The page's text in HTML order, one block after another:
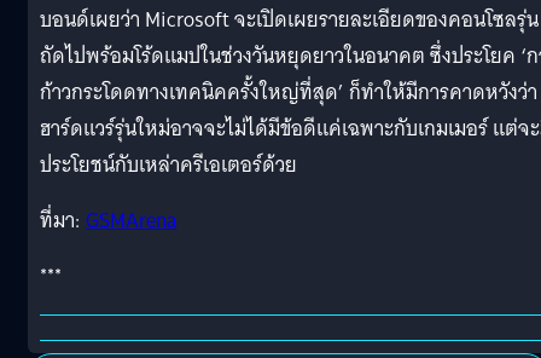
บอนด์เผยว่า Microsoft จะเปิดเผยรายละเอียดของคอนโซลรุ่น
ถัดไปพร้อมโร้ดแมปในช่วงวันหยุดยาวในอนาคต ซึ่งประโยค ‘
ก้าวกระโดดทางเทคนิคครั้งใหญ่ที่สุด’ ก็ทำให้มีการคาดหวังว่า
ฮาร์ดแวร์รุ่นใหม่อาจจะไม่ได้มีข้อดีแค่เฉพาะกับเกมเมอร์ แต่จ
ประโยชน์กับเหล่าครีเอเตอร์ด้วย
ที่มา: GSMArena
***